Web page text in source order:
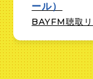
ール）
BAYFM聴取リ